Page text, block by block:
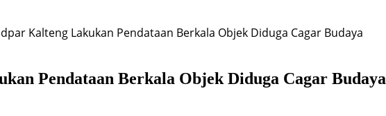
Kalteng Lakukan Pendataan Berkala Objek Diduga Cagar Budaya
Pendataan Berkala Objek Diduga Cagar Budaya